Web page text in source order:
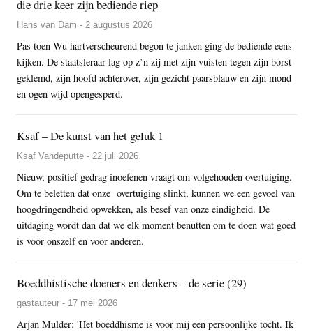
die drie keer zijn bediende riep
Hans van Dam - 2 augustus 2026
Pas toen Wu hartverscheurend begon te janken ging de bediende eens
kijken. De staatsleraar lag op z’n zij met zijn vuisten tegen zijn borst
geklemd, zijn hoofd achterover, zijn gezicht paarsblauw en zijn mond
en ogen wijd opengesperd.
Ksaf – De kunst van het geluk 1
Ksaf Vandeputte - 22 juli 2026
Nieuw, positief gedrag inoefenen vraagt om volgehouden overtuiging.
Om te beletten dat onze overtuiging slinkt, kunnen we een gevoel van
hoogdringendheid opwekken, als besef van onze eindigheid. De
uitdaging wordt dan dat we elk moment benutten om te doen wat goed
is voor onszelf en voor anderen.
Boeddhistische doeners en denkers – de serie (29)
gastauteur - 17 mei 2026
Arjan Mulder: 'Het boeddhisme is voor mij een persoonlijke tocht. Ik